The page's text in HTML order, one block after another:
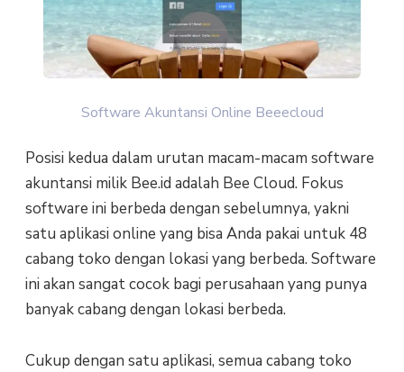
Software Akuntansi Online Beeecloud
Posisi kedua dalam urutan macam-macam software
akuntansi milik Bee.id adalah Bee Cloud. Fokus
software ini berbeda dengan sebelumnya, yakni
satu aplikasi online yang bisa Anda pakai untuk 48
cabang toko dengan lokasi yang berbeda. Software
ini akan sangat cocok bagi perusahaan yang punya
banyak cabang dengan lokasi berbeda.
Cukup dengan satu aplikasi, semua cabang toko